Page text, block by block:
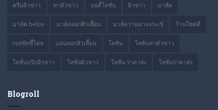
ครีมผิวขาว ทาตัวขาว บอดี้โลชั่น ผิวขาว มาส์ค
มาส์ค belov มาส์คลอกสิวเสี้ยน มาส์คว่านหางจระเข้ ร้านโชคดี
เจลขัดขี้ไคล แผ่นลอกสิวเสี้ยน โลชั่น โลชั่นทาตัวขาว
โลชั่นปรับผิวขาว โลชั่นผิวขาว โลชั่น ราคาส่ง โลชั่นราคาส่ง
Blogroll